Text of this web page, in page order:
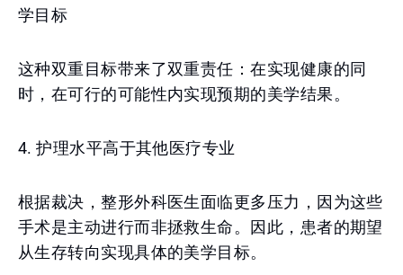
学目标
这种双重目标带来了双重责任：在实现健康的同
时，在可行的可能性内实现预期的美学结果。
4. 护理水平高于其他医疗专业
根据裁决，整形外科医生面临更多压力，因为这些
手术是主动进行而非拯救生命。因此，患者的期望
从生存转向实现具体的美学目标。